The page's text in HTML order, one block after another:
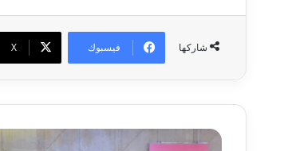
شاركها فيسبوك ‫X
السيد